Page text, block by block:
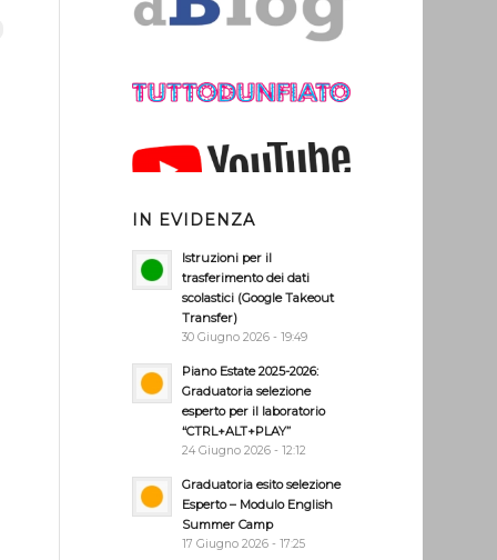
IN EVIDENZA
Istruzioni per il
trasferimento dei dati
scolastici (Google Takeout
Transfer)
30 Giugno 2026 - 19:49
Piano Estate 2025-2026:
Graduatoria selezione
esperto per il laboratorio
“CTRL+ALT+PLAY”
24 Giugno 2026 - 12:12
Graduatoria esito selezione
Esperto – Modulo English
Summer Camp
17 Giugno 2026 - 17:25